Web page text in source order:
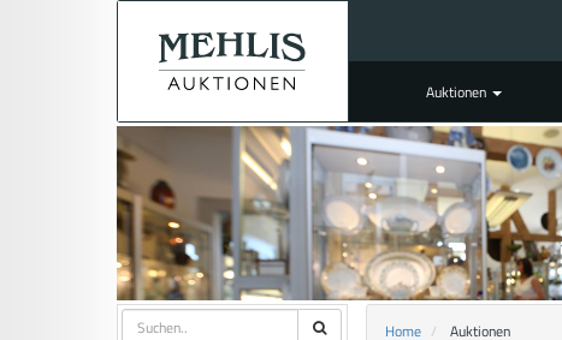
Auktionen
Home Auktionen